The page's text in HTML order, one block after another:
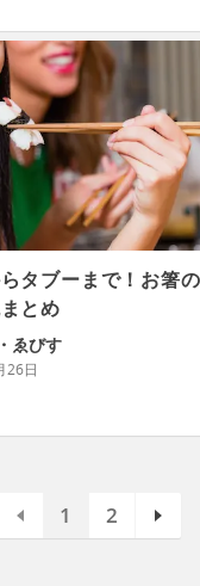
タブーまで！お箸
とめ
ゑびす
26日
1 2